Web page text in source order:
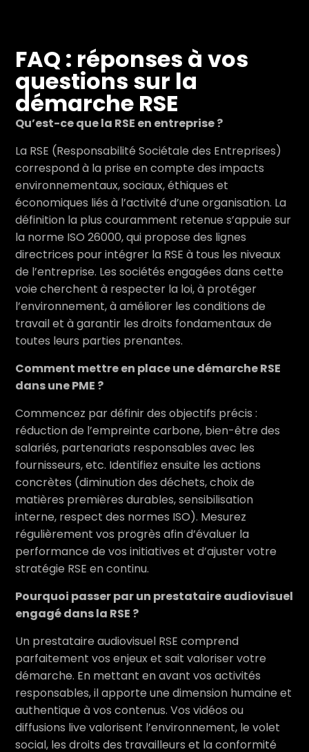
FAQ : réponses à vos
questions sur la
démarche RSE
Qu’est-ce que la RSE en entreprise ?
La RSE (Responsabilité Sociétale des Entreprises)
correspond à la prise en compte des impacts
environnementaux, sociaux, éthiques et
économiques liés à l’activité d’une organisation. La
définition la plus couramment retenue s’appuie sur
la norme ISO 26000, qui propose des lignes
directrices pour intégrer la RSE à tous les niveaux
de l’entreprise. Les sociétés engagées dans cette
voie cherchent à respecter la loi, à protéger
l’environnement, à améliorer les conditions de
travail et à garantir les droits fondamentaux de
toutes leurs parties prenantes.
Comment mettre en place une démarche RSE
dans une PME ?
Commencez par définir des objectifs précis :
réduction de l’empreinte carbone, bien-être des
salariés, partenariats responsables avec les
fournisseurs, etc. Identifiez ensuite les actions
concrètes (diminution des déchets, choix de
matières premières durables, sensibilisation
interne, respect des normes ISO). Mesurez
régulièrement vos progrès afin d’évaluer la
performance de vos initiatives et d’ajuster votre
stratégie RSE en continu.
Pourquoi passer par un prestataire audiovisuel
engagé dans la RSE ?
Un prestataire audiovisuel RSE comprend
parfaitement vos enjeux et sait valoriser votre
démarche. En mettant en avant vos activités
responsables, il apporte une dimension humaine et
authentique à vos contenus. Vos vidéos ou
diffusions live valorisent l’environnement, le volet
social, les droits des travailleurs et la conformité